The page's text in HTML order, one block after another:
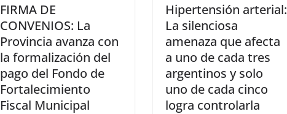
FIRMA DE
CONVENIOS: La
Provincia avanza con
la formalización del
pago del Fondo de
Fortalecimiento
Fiscal Municipal
Hipertensión arterial:
La silenciosa
amenaza que afecta
a uno de cada tres
argentinos y solo
uno de cada cinco
logra controlarla